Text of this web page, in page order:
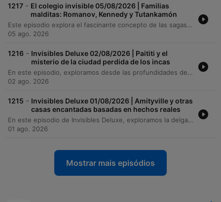
1217 - El colegio invisible 05/08/2026 | Familias
malditas: Romanov, Kennedy y Tutankamón
Este episodio explora el fascinante concepto de las sagas familiares malditas, analizando la trágica historia de los Romanov y la supuesta desgracia vinculada a los huevos Fabergé. A través de un recorrido histórico, se examinan las tragedias que han marcado a dinastías como los Kennedy, los Habsburgo y los Grimaldi, así como leyendas sobre figuras como Rasputín y Bruce Lee. Asimismo, el programa profundiza en el misticismo del antiguo Egipto, abordando el descubrimiento de la tumba de Tutankamón, la leyenda de la maldición de Lord Carnarvon y el simbolismo de los amuletos protectores. El relato concluye desmitificando diversos relatos sobre el mal de ojo y las supuestas maldiciones arqueológicas, señalando cómo la prensa y la cultura popular han transformado hechos históricos en leyendas urbanas.
05 ago. 2026
1216 - Invisibles Deluxe 02/08/2026 | Paititi y el
misterio de la ciudad perdida de los incas
En este episodio, exploramos desde las profundidades de la selva amazónica hasta los misterios urbanos de Europa. Iniciamos con una entrevista al explorador Diego Cortijo sobre sus expediciones en Madre de Dios, la búsqueda del mito de Paititi y hallazgos arqueológicos como los petroglifos de Pusharo. Posteriormente, analizamos la ciencia y el simbolismo de las pesadillas junto al autor Enrique Ramos, abordando desde la parálisis del sueño hasta su presencia en el reino animal. El viaje concluye con el descubrimiento de la 'chincana' en Cusco y un recorrido por los secretos históricos, leyendas religiosas y misterios de Nápoles.
02 ago. 2026
1215 - Invisibles Deluxe 01/08/2026 | Amityville y otras
casas encantadas basadas en hechos reales
En este episodio de Invisibles Deluxe, exploramos la delgada línea entre la realidad y el mito. Desde el misterio del 'monstruo de las cloacas de Sabadell' hasta las leyendas urbanas que perduran en nuestra memoria, analizamos cómo los hallazgos científicos y las interpretaciones erróneas moldean nuestra percepción del mundo. El viaje continúa a través de las expediciones de Josep María Palau por la Amazonía, revelando descubrimientos arqueológicos y civilizaciones perdidas, para luego transitar entre el terror de las casas malditas en el cine y las fascinantes conexiones entre la música y el fenómeno ovni.
01 ago. 2026
Mostrar mais episódios